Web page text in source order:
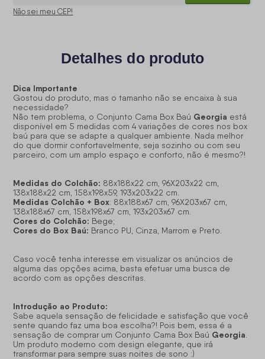
Não sei meu CEP!
Detalhes do produto
Dica Importante
Gostou do produto, mas o tamanho não se encaixa à sua
necessidade?
Não tem problema, o Conjunto Cama Box Baú Georgia está
disponível em 5 medidas com 4 variações de cores nos box
baú para que se adapte a qualquer ambiente. Nada melhor
do que dormir confortavelmente, seja sozinho ou com seu
parceiro, com um amplo espaço e conforto, não é mesmo?!
Medidas do Colchão: 88x188x22 cm, 96X203x22 cm,
138x188x22 cm, 158x198x59, 193x203x22 cm.
Medidas Colchão + Box: 88x188x67 cm, 96X203x67 cm,
138x188x67 cm, 158x198x67 cm, 193x203x67 cm.
Cores do Colchão: Bege;
Cores do Box Baú: Branco PU, Cinza, Marrom e Preto.
Caso você tenha interesse em visualizar os anúncios de
alguma das opções acima, basta efetuar uma busca de
acordo com as opções descritas.
Introdução ao Produto:
Sabe aquela sensação de felicidade e satisfação que você
sente quando faz uma boa escolha?! Pois bem, essa é a
sensação de comprar um Conjunto Cama Box Baú Georgia.
Um produto moderno com design elegante, que irá
transformar para sempre suas noites de sono :)